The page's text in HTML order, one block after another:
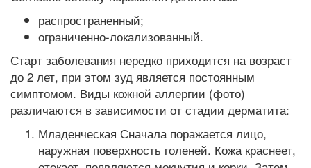
распространенный;
ограниченно-локализованный.
Старт заболевания нередко приходится на возраст
до 2 лет, при этом зуд является постоянным
симптомом. Виды кожной аллергии (фото)
различаются в зависимости от стадии дерматита:
Младенческая Сначала поражается лицо,
наружная поверхность голеней. Кожа краснеет,